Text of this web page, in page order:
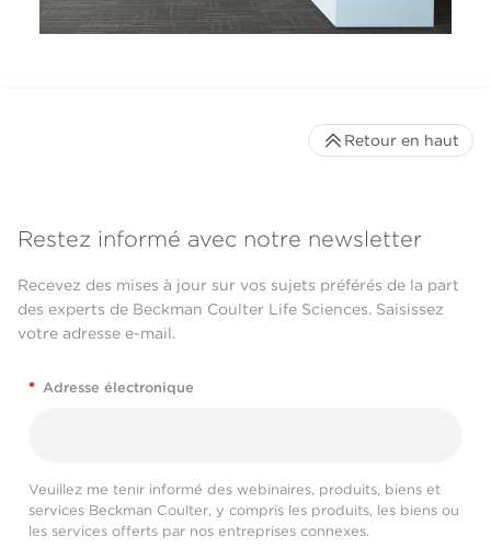
Restez informé avec notre newsletter
Recevez des mises à jour sur vos sujets préférés de la part
des experts de Beckman Coulter Life Sciences. Saisissez
votre adresse e-mail.
* Adresse électronique
Veuillez me tenir informé des webinaires, produits, biens et
services Beckman Coulter, y compris les produits, les biens ou
les services offerts par nos entreprises connexes.
Retour en haut